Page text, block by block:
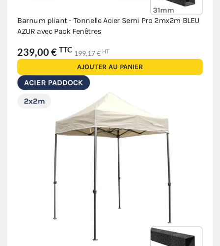
Barnum pliant - Tonnelle Acier Semi Pro 2mx2m BLEU
AZUR avec Pack Fenêtres
239,00 € TTC 199,17 € HT
AJOUTER AU PANIER